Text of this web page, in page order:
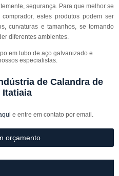
segurança. Para que melhor se
estes produtos podem ser
curvaturas e tamanhos, se tornando
diferentes ambientes.
em tubo de aço galvanizado e
especialistas.
de Calandra de
Itatiaia
e entre em contato por email.
orçamento